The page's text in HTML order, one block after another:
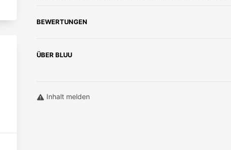
BEWERTUNGEN
ÜBER BLUU
Inhalt melden